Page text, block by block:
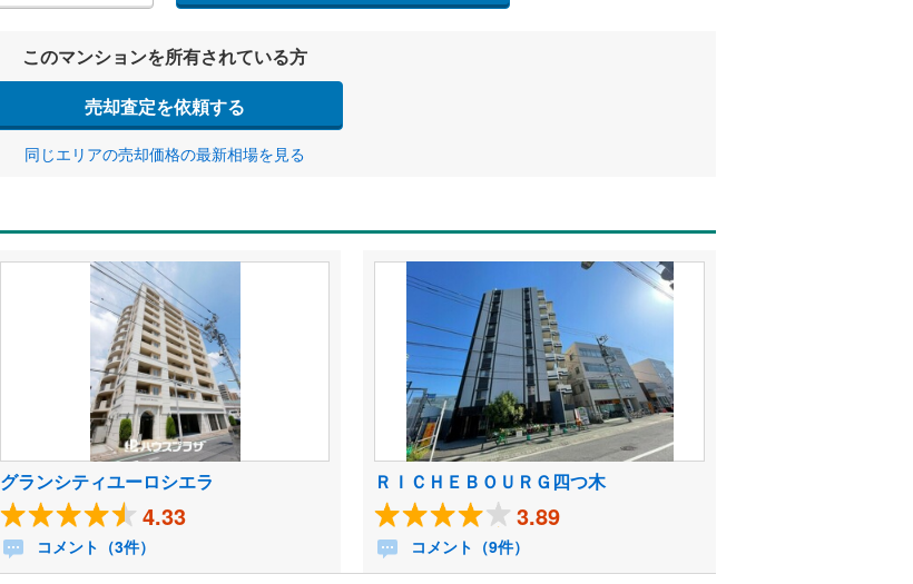
このマンションを所有されている方
売却査定を依頼する
同じエリアの売却価格の最新相場を見る
グランシティユーロシエラ
4.33
コメント（3件）
ＲＩＣＨＥＢＯＵＲＧ四つ木
3.89
コメント（9件）